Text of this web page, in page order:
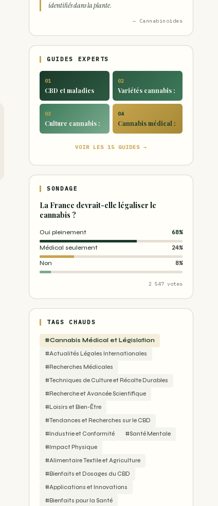
identifiés dans la plante.
— Cannabinoïdes
GUIDES EXPERTS
01
CBD et maladies
02
Variétés cannabis :
03
Culture cannabis :
04
Cannabis médical :
VOIR LES 15 GUIDES →
SONDAGE
La France devrait-elle légaliser le
cannabis ?
Oui pleinement 68%
Médical seulement 24%
Non 8%
2 547 votes
TAGS CHAUDS
#Cannabis Médical et Législation
#Actualités Légales Internationales
#Recherches Médicales
#Techniques de Culture et Récolte Durables
#Recherche et Avancée Scientifique
#Loisirs et Bien-Être
#Tendances et Recherches sur le CBD
#Industrie et Conformité
#Santé Mentale
#Impact Physique
#Alimentaire Textile et Agriculture
#Bienfaits et Dosages du CBD
#Applications et Innovations
#Bienfaits pour la Santé